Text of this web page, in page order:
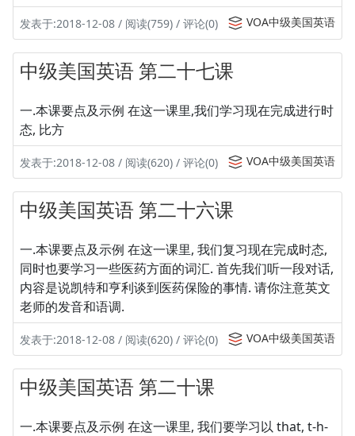
发表于:2018-12-08 / 阅读(759) / 评论(0) VOA中级美国英语
中级美国英语 第二十七课
一.本课要点及示例 在这一课里,我们学习现在完成进行时
态, 比方
发表于:2018-12-08 / 阅读(620) / 评论(0) VOA中级美国英语
中级美国英语 第二十六课
一.本课要点及示例 在这一课里, 我们复习现在完成时态,
同时也要学习一些医药方面的词汇. 首先我们听一段对话,
内容是说凯特和亨利谈到医药保险的事情. 请你注意英文
老师的发音和语调.
发表于:2018-12-08 / 阅读(620) / 评论(0) VOA中级美国英语
中级美国英语 第二十课
一.本课要点及示例 在这一课里, 我们要学习以 that, t-h-